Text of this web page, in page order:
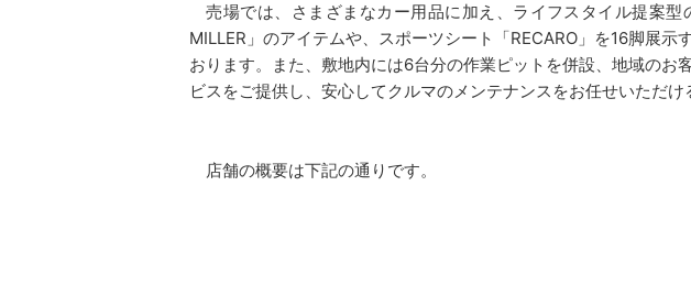
売場では、さまざまなカー用品に加え、ライフスタイル提案型
MILLER」のアイテムや、スポーツシート「RECARO」を16脚展示
おります。また、敷地内には6台分の作業ピットを併設、地域のお
ビスをご提供し、安心してクルマのメンテナンスをお任せいただけ
店舗の概要は下記の通りです。